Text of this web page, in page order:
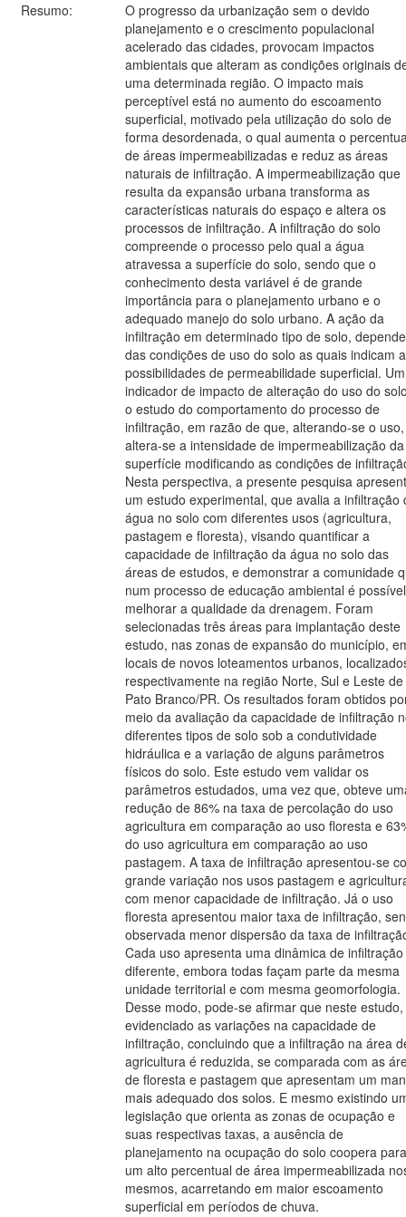
Resumo:
O progresso da urbanização sem o devido
planejamento e o crescimento populacional
acelerado das cidades, provocam impactos
ambientais que alteram as condições originais
uma determinada região. O impacto mais
perceptível está no aumento do escoamento
superficial, motivado pela utilização do solo de
forma desordenada, o qual aumenta o
de áreas impermeabilizadas e reduz as áreas
naturais de infiltração. A impermeabilização que
resulta da expansão urbana transforma as
características naturais do espaço e altera os
processos de infiltração. A infiltração do solo
compreende o processo pelo qual a água
atravessa a superfície do solo, sendo que o
conhecimento desta variável é de grande
importância para o planejamento urbano e o
adequado manejo do solo urbano. A ação da
infiltração em determinado tipo de solo, depende
das condições de uso do solo as quais indicam
possibilidades de permeabilidade superficial. Um
indicador de impacto de alteração do uso do
o estudo do comportamento do processo de
infiltração, em razão de que, alterando-se o uso,
altera-se a intensidade de impermeabilização da
superfície modificando as condições de
Nesta perspectiva, a presente pesquisa
um estudo experimental, que avalia a infiltração
água no solo com diferentes usos (agricultura,
pastagem e floresta), visando quantificar a
capacidade de infiltração da água no solo das
áreas de estudos, e demonstrar a comunidade
num processo de educação ambiental é possível
melhorar a qualidade da drenagem. Foram
selecionadas três áreas para implantação deste
estudo, nas zonas de expansão do município,
locais de novos loteamentos urbanos,
respectivamente na região Norte, Sul e Leste de
Pato Branco/PR. Os resultados foram obtidos
meio da avaliação da capacidade de infiltração
diferentes tipos de solo sob a condutividade
hidráulica e a variação de alguns parâmetros
físicos do solo. Este estudo vem validar os
parâmetros estudados, uma vez que, obteve
redução de 86% na taxa de percolação do uso
agricultura em comparação ao uso floresta e
do uso agricultura em comparação ao uso
pastagem. A taxa de infiltração apresentou-se
grande variação nos usos pastagem e
com menor capacidade de infiltração. Já o uso
floresta apresentou maior taxa de infiltração,
observada menor dispersão da taxa de
Cada uso apresenta uma dinâmica de infiltração
diferente, embora todas façam parte da mesma
unidade territorial e com mesma geomorfologia.
Desse modo, pode-se afirmar que neste
evidenciado as variações na capacidade de
infiltração, concluindo que a infiltração na área
agricultura é reduzida, se comparada com as
de floresta e pastagem que apresentam um
mais adequado dos solos. E mesmo existindo
legislação que orienta as zonas de ocupação e
suas respectivas taxas, a ausência de
planejamento na ocupação do solo coopera para
um alto percentual de área impermeabilizada
mesmos, acarretando em maior escoamento
superficial em períodos de chuva.